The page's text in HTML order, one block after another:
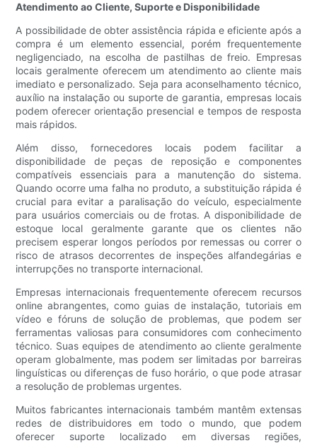
Atendimento ao Cliente, Suporte e Disponibilidade
A possibilidade de obter assistência rápida e eficiente após a
compra é um elemento essencial, porém frequentemente
negligenciado, na escolha de pastilhas de freio. Empresas
locais geralmente oferecem um atendimento ao cliente mais
imediato e personalizado. Seja para aconselhamento técnico,
auxílio na instalação ou suporte de garantia, empresas locais
podem oferecer orientação presencial e tempos de resposta
mais rápidos.
Além disso, fornecedores locais podem facilitar a
disponibilidade de peças de reposição e componentes
compatíveis essenciais para a manutenção do sistema.
Quando ocorre uma falha no produto, a substituição rápida é
crucial para evitar a paralisação do veículo, especialmente
para usuários comerciais ou de frotas. A disponibilidade de
estoque local geralmente garante que os clientes não
precisem esperar longos períodos por remessas ou correr o
risco de atrasos decorrentes de inspeções alfandegárias e
interrupções no transporte internacional.
Empresas internacionais frequentemente oferecem recursos
online abrangentes, como guias de instalação, tutoriais em
vídeo e fóruns de solução de problemas, que podem ser
ferramentas valiosas para consumidores com conhecimento
técnico. Suas equipes de atendimento ao cliente geralmente
operam globalmente, mas podem ser limitadas por barreiras
linguísticas ou diferenças de fuso horário, o que pode atrasar
a resolução de problemas urgentes.
Muitos fabricantes internacionais também mantêm extensas
redes de distribuidores em todo o mundo, que podem
oferecer suporte localizado em diversas regiões,